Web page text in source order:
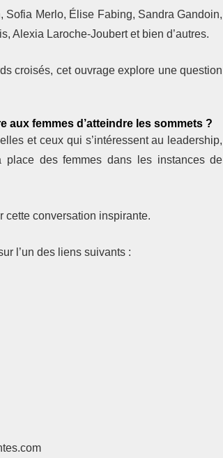
Merlo, Élise Fabing, Sandra Gandoin,
Alexia Laroche-Joubert et bien d’autres.
croisés, cet ouvrage explore une question
aux femmes d’atteindre les sommets ?
et ceux qui s’intéressent au leadership,
des femmes dans les instances de
cette conversation inspirante.
l’un des liens suivants :